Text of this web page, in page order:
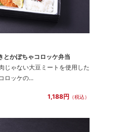
とかぼちゃコロッケ弁当
じゃない大豆ミートを使用した
ロッケの...
1,188円 （税込）